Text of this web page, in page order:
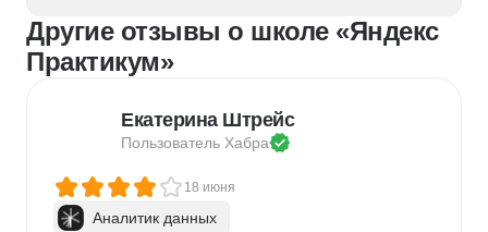
Другие отзывы о школе «Яндекс
Практикум»
Екатерина Штрейс
Пользователь Хабра
18 июня
Аналитик данных